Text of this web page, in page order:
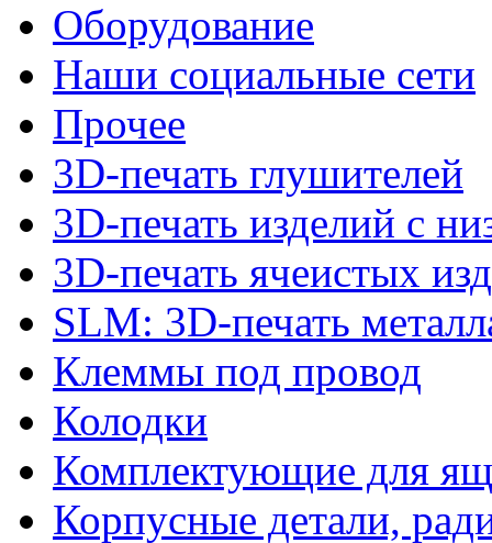
Оборудование
Наши социальные сети
Прочее
3D-печать глушителей
3D-печать изделий с
3D-печать ячеистых
SLM: 3D-печать
Клеммы под провод
Колодки
Комплектующие для
Корпусные детали,